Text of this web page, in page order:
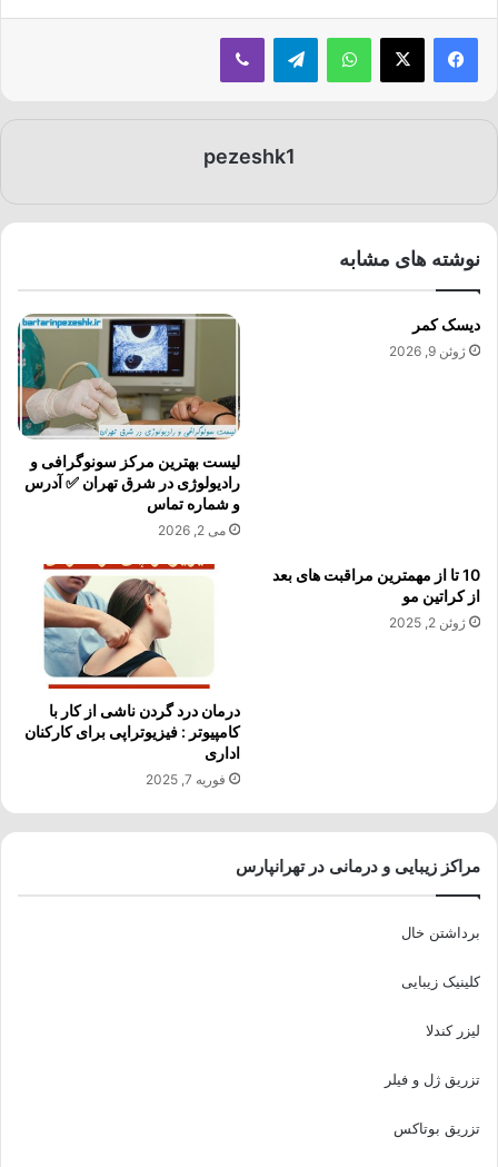
فیسبوکایکس واتس آپ تلگرام وایبر
pezeshk1
نوشته های مشابه
دیسک کمر
ژوئن 9, 2026
لیست بهترین مرکز سونوگرافی و
رادیولوژی در شرق تهران ✅ آدرس
و شماره تماس
می 2, 2026
10 تا از مهمترین مراقبت های بعد
از کراتین مو
ژوئن 2, 2025
درمان درد گردن ناشی از کار با
کامپیوتر : فیزیوتراپی برای کارکنان
اداری
فوریه 7, 2025
مراکز زیبایی و درمانی در تهرانپارس
برداشتن خال
کلینیک زیبایی
لیزر کندلا
تزریق ژل و فیلر
تزریق بوتاکس